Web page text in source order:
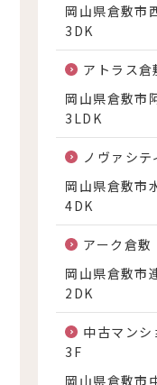
岡山県倉敷市
3DK
アトラス
岡山県倉敷市
3LDK
ノヴァシ
岡山県倉敷市
4DK
アーク倉敷
岡山県倉敷市
2DK
中古マン
3F
岡山県倉敷市